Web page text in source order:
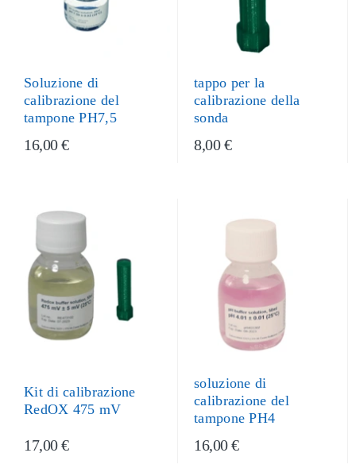
Soluzione di
calibrazione del
tampone PH7,5
16,00 €
tappo per la
calibrazione della
sonda
8,00 €
Kit di calibrazione
RedOX 475 mV
17,00 €
soluzione di
calibrazione del
tampone PH4
16,00 €